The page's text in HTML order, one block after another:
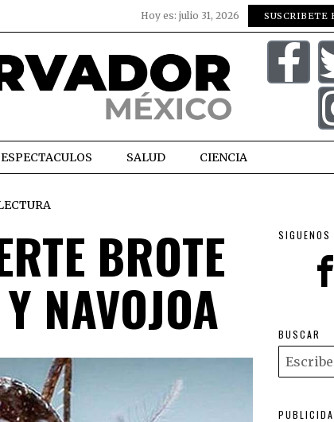
Hoy es: julio 31, 2026 SUSCRIBETE
ESPECTACULOS SALUD CIENCIA
BROTE
NAVOJOA
SIGUENOS
BUSCAR